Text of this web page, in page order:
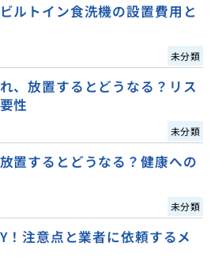
ルトイン食洗機の設置費用と
未分類
、放置するとどうなる？リス
性
未分類
置するとどうなる？健康への
未分類
！注意点と業者に依頼するメ